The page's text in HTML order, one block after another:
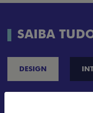
SAIBA
DESIGN